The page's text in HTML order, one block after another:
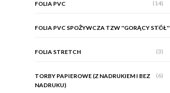
FOLIA PVC (14)
FOLIA PVC SPOŻYWCZA TZW ''GORĄCY STÓŁ''
(5)
FOLIA STRETCH (3)
TORBY PAPIEROWE (Z NADRUKIEM I BEZ
NADRUKU)
(6)